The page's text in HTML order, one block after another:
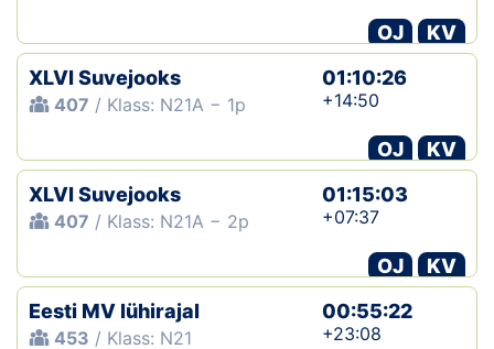
OJ
KV
XLVI Suvejooks
407 / Klass: N21A − 1p
01:10:26
+14:50
OJ
KV
XLVI Suvejooks
407 / Klass: N21A − 2p
01:15:03
+07:37
OJ
KV
Eesti MV lühirajal
453 / Klass: N21
00:55:22
+23:08